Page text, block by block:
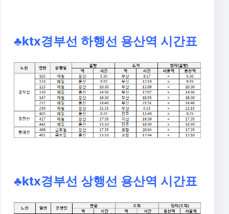
♣ktx경부선 하행선 용산역 시간표
♣ktx경부선 상행선 용산역 시간표